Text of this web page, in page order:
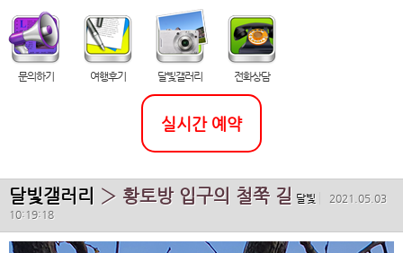
문의하기 여행후기 달빛갤러리 전화상담
실시간 예약
달빛갤러리 › 황토방 입구의 철쭉 길 달빛
2021.05.03
10:19:18